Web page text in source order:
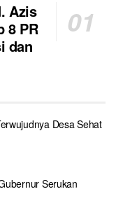
Azis
8 PR
dan
Desa Sehat
Serukan